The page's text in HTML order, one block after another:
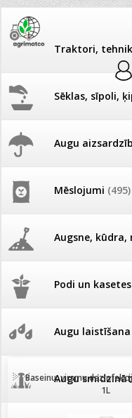
Traktori,
Sēklas, sīpoli,
Augu
Mēslojumi (495)
Augsne, kūdra,
Podi un kasetes
Augu laistīšana
Augu
JAUNUMI
Pašlasīšanas vietu
26.05. Vebinārs - Kā
gliemežus piemājas
Darba laiks Līgo
Ūdens piemērotības
Tomātu sēklu katalogs
Produkti »Dezinfekcija,
Mājdzīvniekiem
Tehnikai, laivām, mašīnām
Baseinu, virsmu
1L